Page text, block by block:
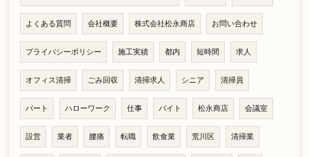
よくある質問 会社概要 株式会社松永商店 お問い合わせ
プライバシーポリシー 施工実績 都内 短時間 求人
オフィス清掃 ごみ回収 清掃求人 シニア 清掃員
パート ハローワーク 仕事 バイト 松永商店 会議室
設営 業者 腰痛 転職 飲食業 荒川区 清掃業